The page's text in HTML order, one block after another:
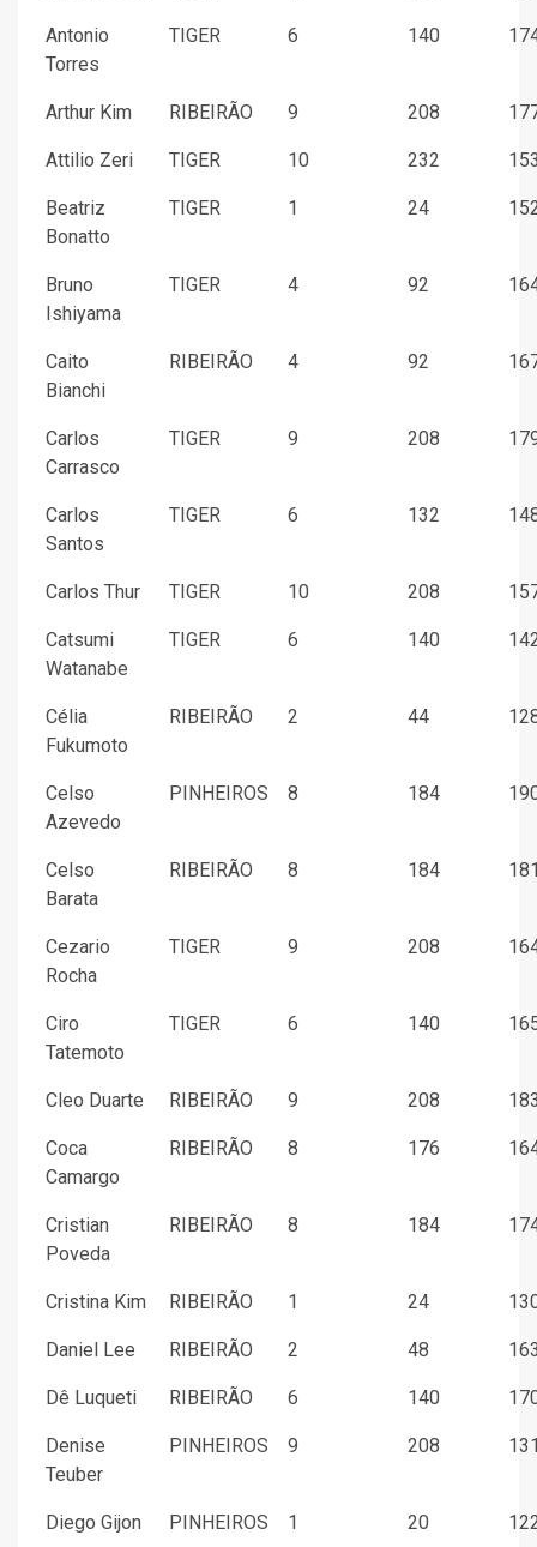
Antonio
Torres
TIGER 6 140
Arthur Kim RIBEIRÃO 9 208
Attilio Zeri TIGER 10 232
Beatriz
Bonatto
TIGER 1 24
Bruno
Ishiyama
TIGER 4 92
Caito
Bianchi
RIBEIRÃO 4 92
Carlos
Carrasco
TIGER 9 208
Carlos
Santos
TIGER 6 132
Carlos Thur TIGER 10 208
Catsumi
Watanabe
TIGER 6 140
Célia
Fukumoto
RIBEIRÃO 2 44
Celso
Azevedo
PINHEIROS 8 184
Celso
Barata
RIBEIRÃO 8 184
Cezario
Rocha
TIGER 9 208
Ciro
Tatemoto
TIGER 6 140
Cleo Duarte RIBEIRÃO 9 208
Coca
Camargo
RIBEIRÃO 8 176
Cristian
Poveda
RIBEIRÃO 8 184
Cristina Kim RIBEIRÃO 1 24
Daniel Lee RIBEIRÃO 2 48
Dê Luqueti RIBEIRÃO 6 140
Denise
Teuber
PINHEIROS 9 208
Diego Gijon PINHEIROS 1 20